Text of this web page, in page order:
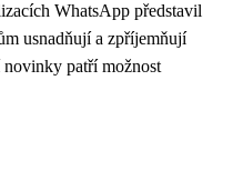
WhatsApp představil
usnadňují a zpříjemňují
patří možnost